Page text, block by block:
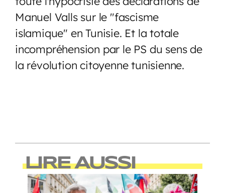
Manuel Valls sur le "fascisme
islamique" en Tunisie. Et la totale
incompréhension par le PS du sens de
la révolution citoyenne tunisienne.
LIRE AUSSI